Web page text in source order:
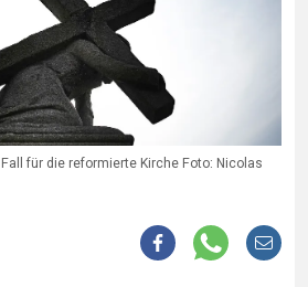
für die reformierte Kirche Foto: Nicolas